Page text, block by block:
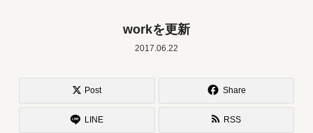
workを更新
2017.06.22
Post Share
LINE RSS